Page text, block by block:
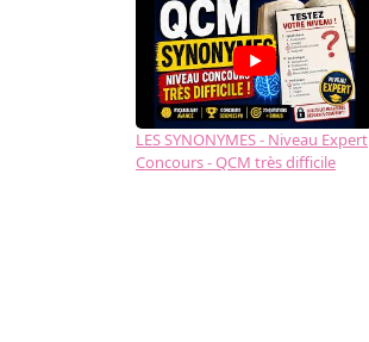
LES SYNONYMES - Niveau Expert
Concours - QCM très difficile